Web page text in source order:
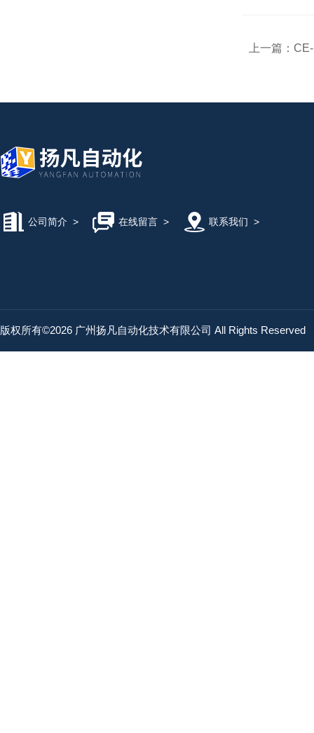
上一篇：
公司简介 > 在线留言> 联系我们 >
版权所有©2026 广州扬凡自动化技术有限公司 All Rights Reserved